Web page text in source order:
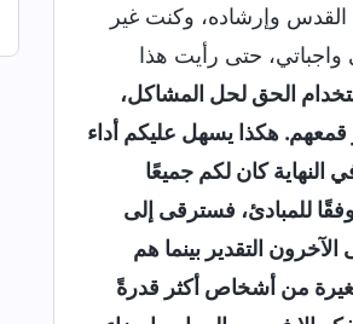
القدس وإرشاده، وكنت غير
واجباتي، حتى رأيت هذا
الحق لحل المشاكل،
هكذا يسهل عليكم أداء
النهاية كان لكم جميعًا
للمبادئ، فسترقى إلى
التقدير بينما هم
من أشخاص أكثر قدرةً